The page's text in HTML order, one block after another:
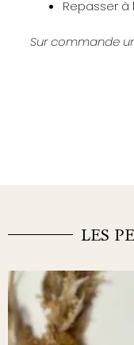
Repasser à
Sur commande
LES